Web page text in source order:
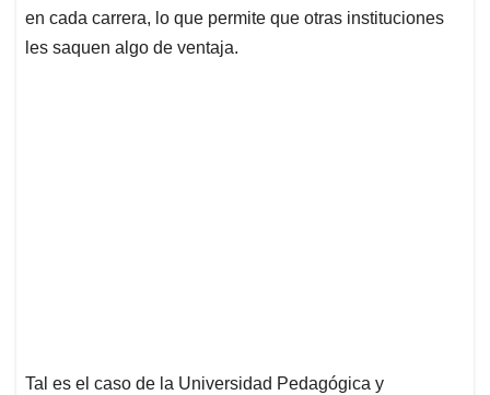
en cada carrera, lo que permite que otras instituciones
les saquen algo de ventaja.
Tal es el caso de la Universidad Pedagógica y